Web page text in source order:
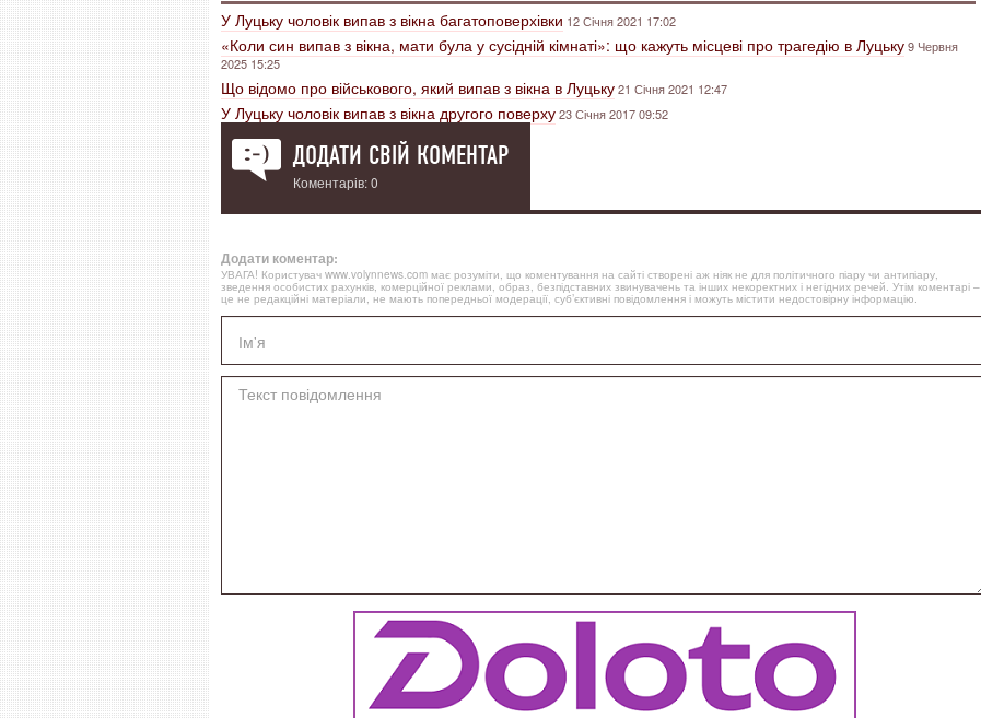
У Луцьку чоловік випав з вікна багатоповерхівки 12 Січня 2021 17:02
«Коли син випав з вікна, мати була у сусідній кімнаті»: що кажуть місцеві про трагедію в Луцьку9 Червня
2025 15:25
Що відомо про військового, який випав з вікна в Луцьку21 Січня 2021 12:47
У Луцьку чоловік випав з вікна другого поверху23 Січня 2017 09:52
ДОДАТИ СВІЙ КОМЕНТАР
Коментарів: 0
Додати коментар:
УВАГА! Користувач www.volynnews.com має розуміти, що коментування на сайті створені аж ніяк не для політичного піару чи антипіару,
зведення особистих рахунків, комерційної реклами, образ, безпідставних звинувачень та інших некоректних і негідних речей. Утім коментарі –
це не редакційні матеріали, не мають попередньої модерації, суб’єктивні повідомлення і можуть містити недостовірну інформацію.